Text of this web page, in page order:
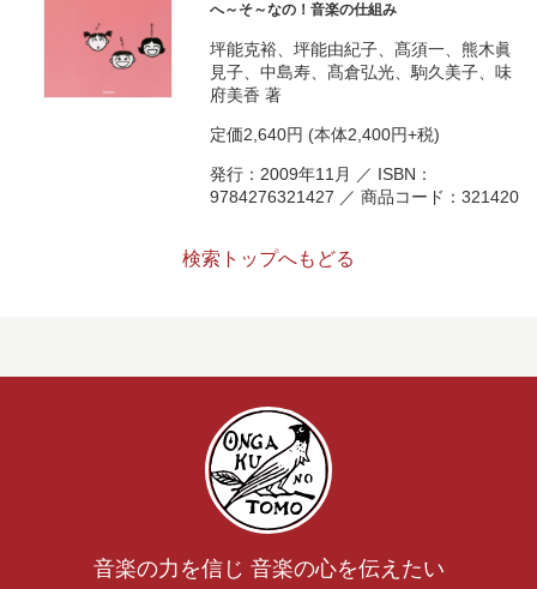
へ～そ～なの！音楽の仕組み
坪能克裕 坪能由紀子 髙須一
熊木眞
見子
中島寿 髙倉弘光 駒久美子
味
府美香 著
定価2,640円 (本体2,400円+税)
発行：2009年11月 ／ ISBN：
9784276321427 ／ 商品コード：321420
検索トップへもどる
音楽の力を信じ 音楽の心を伝えたい